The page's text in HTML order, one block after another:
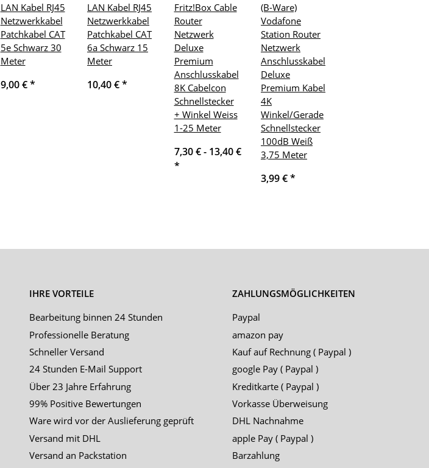
LAN Kabel RJ45
Netzwerkkabel
Patchkabel CAT
5e Schwarz 30
Meter
9,00 €*
LAN Kabel RJ45
Netzwerkkabel
Patchkabel CAT
6a Schwarz 15
Meter
10,40 €*
Fritz!Box Cable
Router
Netzwerk
Deluxe
Premium
Anschlusskabel
8K Cabelcon
Schnellstecker
+ Winkel Weiss
1-25 Meter
7,30 € - 13,40 €
*
(B-Ware)
Vodafone
Station Router
Netzwerk
Anschlusskabel
Deluxe
Premium Kabel
4K
Winkel/Gerade
Schnellstecker
100dB Weiß
3,75 Meter
3,99 €*
IHRE VORTEILE
Bearbeitung binnen 24 Stunden
Professionelle Beratung
Schneller Versand
24 Stunden E-Mail Support
Über 23 Jahre Erfahrung
99% Positive Bewertungen
Ware wird vor der Auslieferung geprüft
Versand mit DHL
Versand an Packstation
ZAHLUNGSMÖGLICHKEITEN
Paypal
amazon pay
Kauf auf Rechnung ( Paypal )
google Pay ( Paypal )
Kreditkarte ( Paypal )
Vorkasse Überweisung
DHL Nachnahme
apple Pay ( Paypal )
Barzahlung